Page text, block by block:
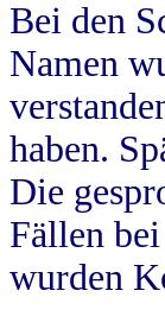
Bei den
Namen
haben.
Die
Fällen
wurden